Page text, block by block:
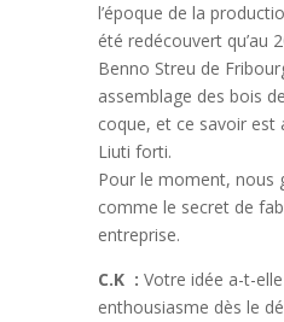
l’époque de la
été redécouvert qu’au
Benno Streu de
assemblage des bois
coque, et ce savoir est
Liuti forti.
Pour le moment, nous
comme le secret de
entreprise.
C.K : Votre idée a-t-
enthousiasme dès le